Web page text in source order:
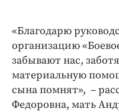
«Благодарю
организацию
забывают нас,
материальную
сына помнят», –
Федоровна, мать